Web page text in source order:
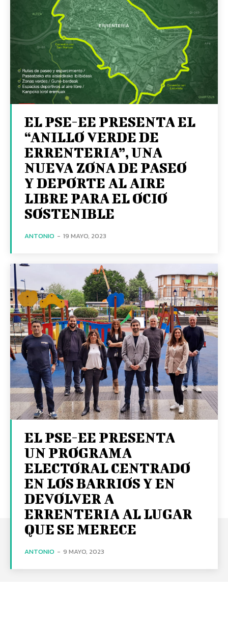
EL PSE-EE PRESENTA EL
“ANILLO VERDE DE
ERRENTERIA”, UNA
NUEVA ZONA DE PASEO
Y DEPORTE AL AIRE
LIBRE PARA EL OCIO
SOSTENIBLE
ANTONIO - 19 MAYO, 2023
EL PSE-EE PRESENTA
UN PROGRAMA
ELECTORAL CENTRADO
EN LOS BARRIOS Y EN
DEVOLVER A
ERRENTERIA AL LUGAR
QUE SE MERECE
ANTONIO - 9 MAYO, 2023